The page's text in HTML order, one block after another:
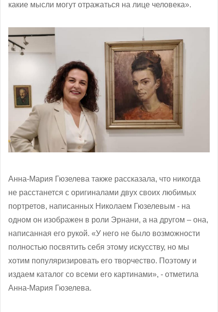
какие мысли могут отражаться на лице человека».
Анна-Мария Гюзелева также рассказала, что никогда
не расстанется с оригиналами двух своих любимых
портретов, написанных Николаем Гюзелевым - на
одном он изображен в роли Эрнани, а на другом – она,
написанная его рукой. «У него не было возможности
полностью посвятить себя этому искусству, но мы
хотим популяризировать его творчество. Поэтому и
издаем каталог со всеми его картинами», - отметила
Анна-Мария Гюзелева.